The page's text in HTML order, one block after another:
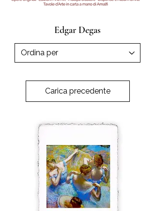
Edgar Degas
Carica precedente